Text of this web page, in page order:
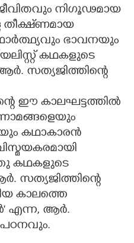
നിഗൂഢമായ
തീക്ഷ്ണമായ
ഭാവനയും
കഥകളുടെ
സത്യജിത്തിന്റെ
ഈ കാലഘട്ടത്തിൽ
കഥാകാരൻ
കഥകളുടെ
സത്യജിത്തിന്റെ
കാലത്തെ
എന്ന,​ ആർ.